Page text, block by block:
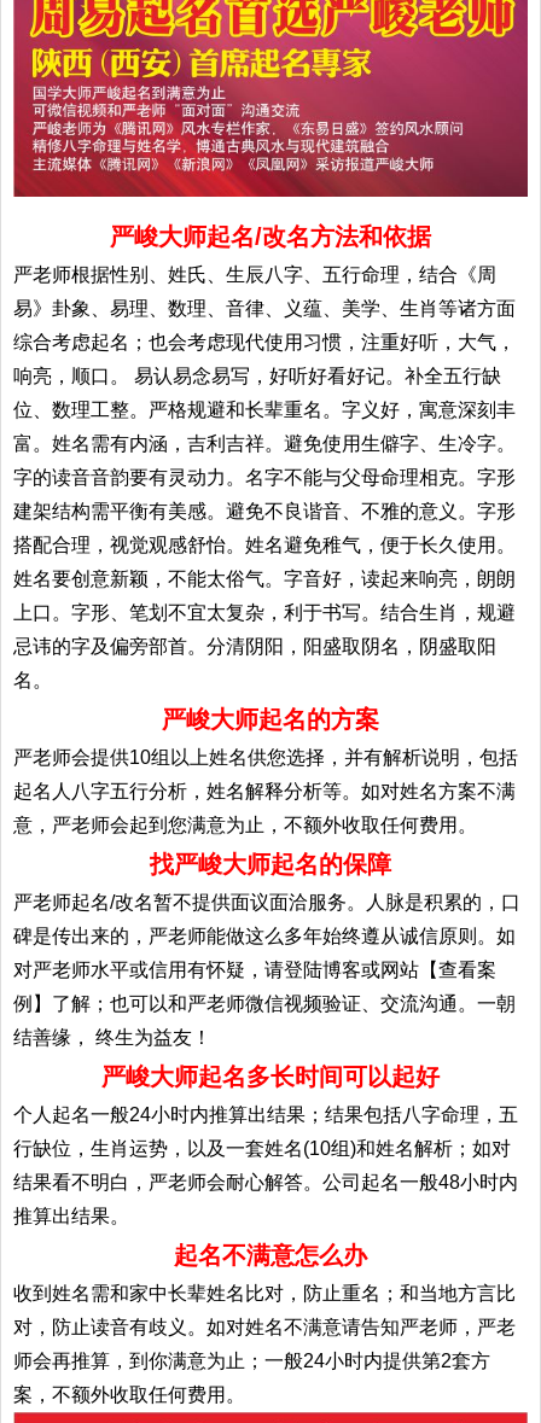
严峻大师起名/改名方法和依据
严老师根据性别、姓氏、生辰八字、五行命理，结合《周
易》卦象、易理、数理、音律、义蕴、美学、生肖等诸方面
综合考虑起名；也会考虑现代使用习惯，注重好听，大气，
响亮，顺口。 易认易念易写，好听好看好记。补全五行缺
位、数理工整。严格规避和长辈重名。字义好，寓意深刻丰
富。姓名需有内涵，吉利吉祥。避免使用生僻字、生冷字。
字的读音音韵要有灵动力。名字不能与父母命理相克。字形
建架结构需平衡有美感。避免不良谐音、不雅的意义。字形
搭配合理，视觉观感舒怡。姓名避免稚气，便于长久使用。
姓名要创意新颖，不能太俗气。字音好，读起来响亮，朗朗
上口。字形、笔划不宜太复杂，利于书写。结合生肖，规避
忌讳的字及偏旁部首。分清阴阳，阳盛取阴名，阴盛取阳
名。
严峻大师起名的方案
严老师会提供10组以上姓名供您选择，并有解析说明，包括
起名人八字五行分析，姓名解释分析等。如对姓名方案不满
意，严老师会起到您满意为止，不额外收取任何费用。
找严峻大师起名的保障
严老师起名/改名暂不提供面议面洽服务。人脉是积累的，口
碑是传出来的，严老师能做这么多年始终遵从诚信原则。如
对严老师水平或信用有怀疑，请登陆博客或网站【查看案
例】了解；也可以和严老师微信视频验证、交流沟通。一朝
结善缘， 终生为益友！
严峻大师起名多长时间可以起好
个人起名一般24小时内推算出结果；结果包括八字命理，五
行缺位，生肖运势，以及一套姓名(10组)和姓名解析；如对
结果看不明白，严老师会耐心解答。公司起名一般48小时内
推算出结果。
起名不满意怎么办
收到姓名需和家中长辈姓名比对，防止重名；和当地方言比
对，防止读音有歧义。如对姓名不满意请告知严老师，严老
师会再推算，到你满意为止；一般24小时内提供第2套方
案，不额外收取任何费用。